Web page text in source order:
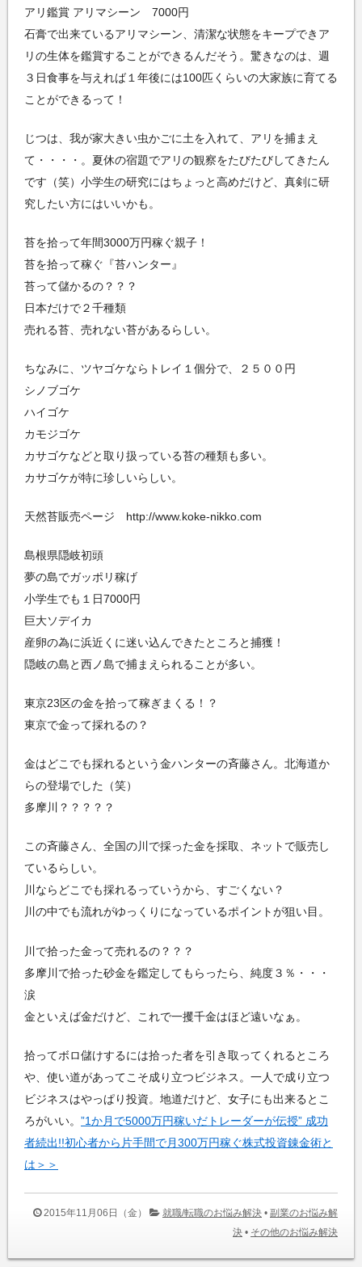
アリ鑑賞 アリマシーン 7000円
石膏で出来ているアリマシーン、清潔な状態をキープできア
リの生体を鑑賞することができるんだそう。驚きなのは、週
３日食事を与えれば１年後には100匹くらいの大家族に育てる
ことができるって！
じつは、我が家大きい虫かごに土を入れて、アリを捕まえ
て・・・・。夏休の宿題でアリの観察をたびたびしてきたん
です（笑）小学生の研究にはちょっと高めだけど、真剣に研
究したい方にはいいかも。
苔を拾って年間3000万円稼ぐ親子！
苔を拾って稼ぐ『苔ハンター』
苔って儲かるの？？？
日本だけで２千種類
売れる苔、売れない苔があるらしい。
ちなみに、ツヤゴケならトレイ１個分で、２５００円
シノブゴケ
ハイゴケ
カモジゴケ
カサゴケなどと取り扱っている苔の種類も多い。
カサゴケが特に珍しいらしい。
天然苔販売ページ http://www.koke-nikko.com
島根県隠岐初頭
夢の島でガッポリ稼げ
小学生でも１日7000円
巨大ソデイカ
産卵の為に浜近くに迷い込んできたところと捕獲！
隠岐の島と西ノ島で捕まえられることが多い。
東京23区の金を拾って稼ぎまくる！？
東京で金って採れるの？
金はどこでも採れるという金ハンターの斉藤さん。北海道か
らの登場でした（笑）
多摩川？？？？？
この斉藤さん、全国の川で採った金を採取、ネットで販売し
ているらしい。
川ならどこでも採れるっていうから、すごくない？
川の中でも流れがゆっくりになっているポイントが狙い目。
川で拾った金って売れるの？？？
多摩川で拾った砂金を鑑定してもらったら、純度３％・・・
涙
金といえば金だけど、これで一攫千金はほど遠いなぁ。
拾ってボロ儲けするには拾った者を引き取ってくれるところ
や、使い道があってこそ成り立つビジネス。一人で成り立つ
ビジネスはやっぱり投資。地道だけど、女子にも出来るとこ
ろがいい。 ”1か月で5000万円稼いだトレーダーが伝授” 成功
者続出!!初心者から片手間で月300万円稼ぐ株式投資錬金術と
は＞＞
2015年11月06日（金） 就職/転職のお悩み解決 • 副業のお悩み解
決 • その他のお悩み解決